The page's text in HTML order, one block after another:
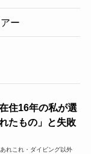
ー
住16年の私が選
たもの」と失敗
れこれ・ダイビング以外